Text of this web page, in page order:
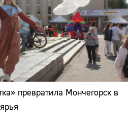
превратила Мончегорск в